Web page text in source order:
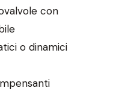
con
o dinamici